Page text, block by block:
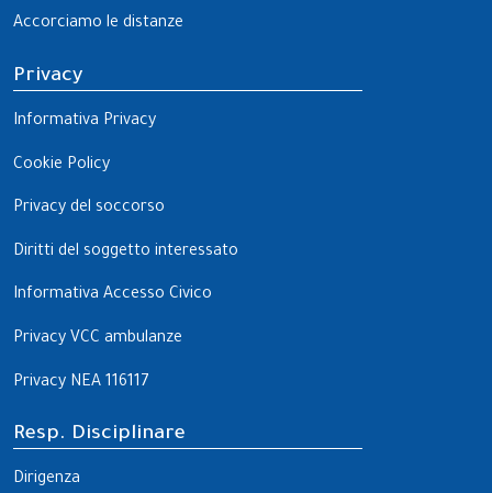
Accorciamo le distanze
Privacy
Informativa Privacy
Cookie Policy
Privacy del soccorso
Diritti del soggetto interessato
Informativa Accesso Civico
Privacy VCC ambulanze
Privacy NEA 116117
Resp. Disciplinare
Dirigenza